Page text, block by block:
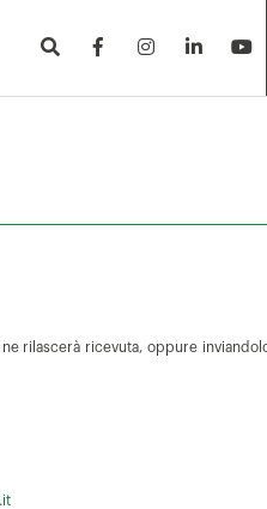
rilascerà ricevuta, oppure